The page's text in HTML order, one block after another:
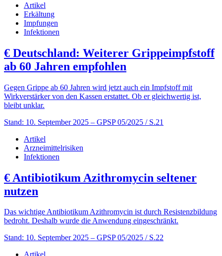
Artikel
Erkältung
Impfungen
Infektionen
€ Deutschland: Weiterer Grippeimpfstoff
ab 60 Jahren empfohlen
Gegen Grippe ab 60 Jahren wird jetzt auch ein Impfstoff mit
Wirkverstärker von den Kassen erstattet. Ob er gleichwertig ist,
bleibt unklar.
Stand: 10. September 2025 – GPSP 05/2025 / S.21
Artikel
Arzneimittelrisiken
Infektionen
€ Antibiotikum Azithromycin seltener
nutzen
Das wichtige Antibiotikum Azithromycin ist durch Resistenzbildung
bedroht. Deshalb wurde die Anwendung eingeschränkt.
Stand: 10. September 2025 – GPSP 05/2025 / S.22